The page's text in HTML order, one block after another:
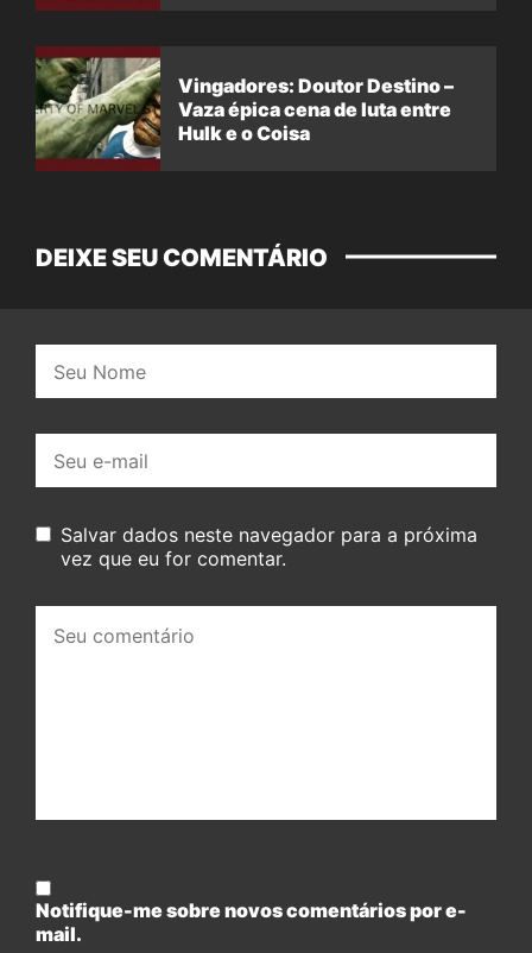
Vingadores: Doutor Destino –
Vaza épica cena de luta entre
Hulk e o Coisa
DEIXE SEU COMENTÁRIO
mail:
Salvar dados neste navegador para a próxima
vez que eu for comentar.
comentário:
Notifique-me sobre novos comentários por e-
mail.